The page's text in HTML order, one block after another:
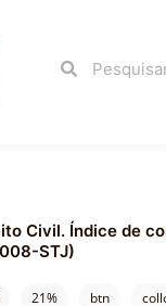
SearchSearch
Civil. Índice de
STJ)
21% btn